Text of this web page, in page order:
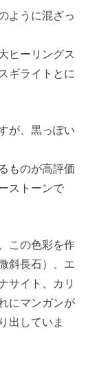
ように混ざっ
ヒーリングス
ギライトとに
が、黒っぽい
ものが高評価
ストーンで
この色彩を作
斜長石）、エ
サイト、カリ
にマンガンが
出していま